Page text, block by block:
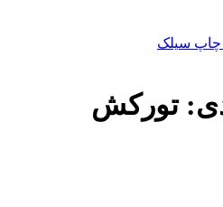
چاپ سیلک
تورکش